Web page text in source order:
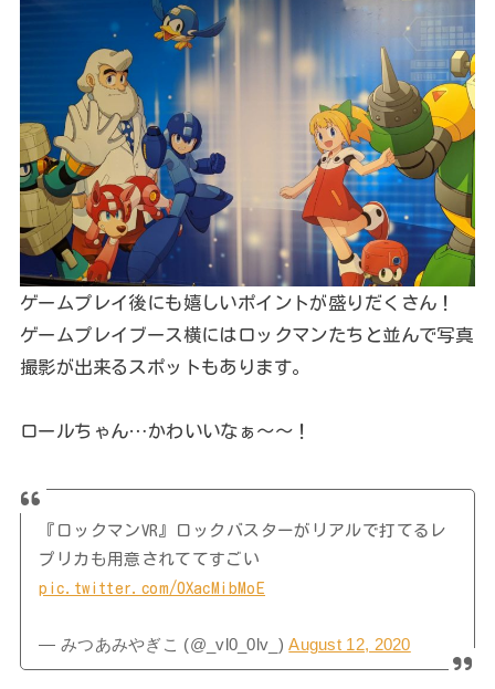
ゲームプレイ後にも嬉しいポイントが盛りだくさん！
ゲームプレイブース横にはロックマンたちと並んで写真
撮影が出来るスポットもあります。
ロールちゃん…かわいいなぁ～～！
『ロックマンVR』ロックバスターがリアルで打てるレ
プリカも用意されててすごい
pic.twitter.com/0XacMibMoE
— みつあみやぎこ (@_vl0_0lv_)August 12, 2020